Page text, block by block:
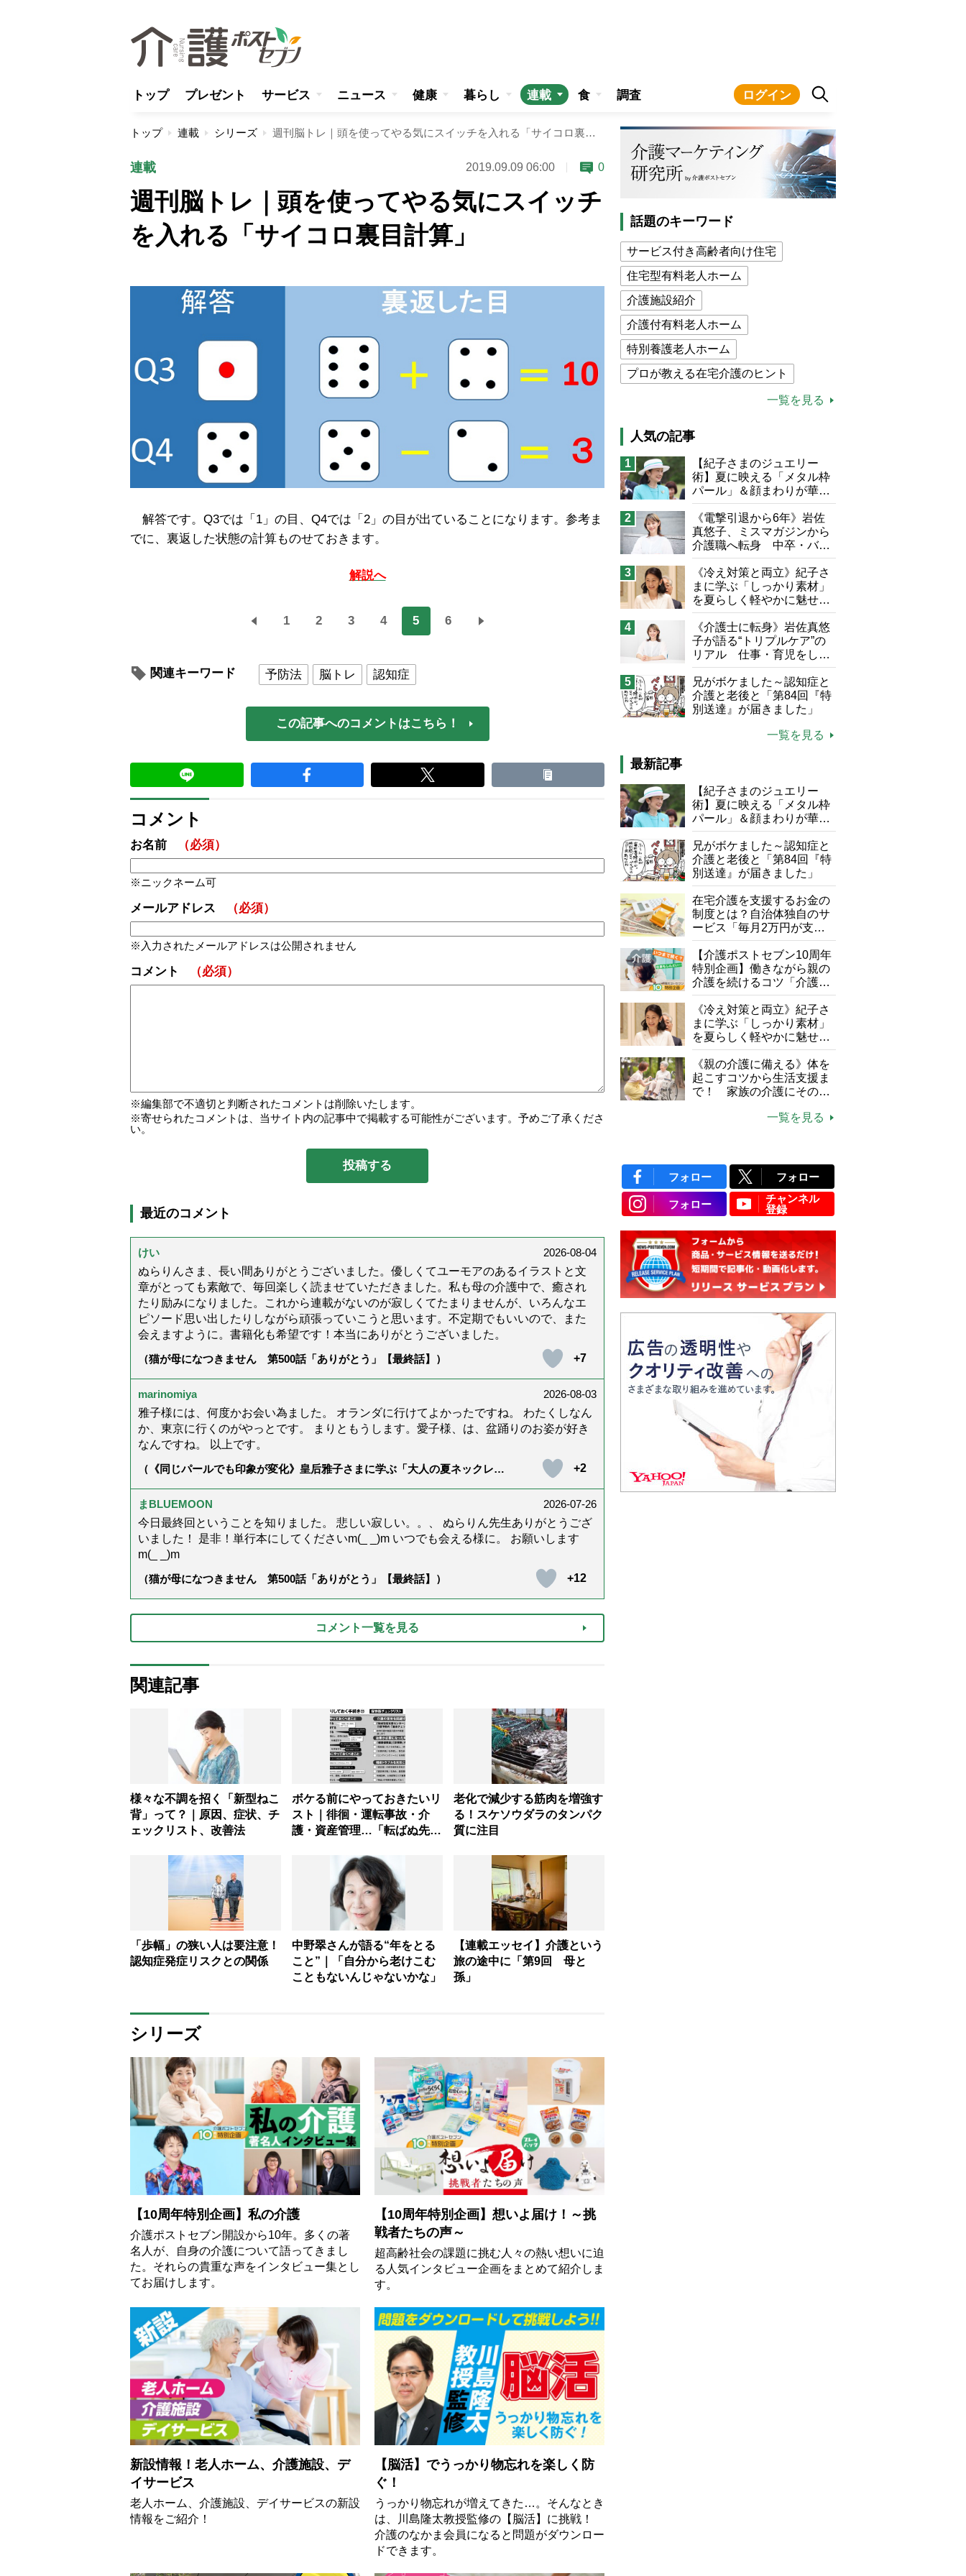
トップ プレゼント サービス ニュース 健康 暮らし 連載 食 調査 ログイン
トップ 連載 シリーズ 週刊脳トレ｜頭を使ってやる気にスイッチを入れる「サイコロ裏目計算」
連載 2019.09.09 06:00 0
週刊脳トレ｜頭を使ってやる気にスイッチ
を入れる「サイコロ裏目計算」
解答です。Q3では「1」の目、Q4では「2」の目が出ていることになります。参考ま
でに、裏返した状態の計算ものせておきます。
解説へ
1 2 3 4 5 6
関連キーワード 予防法 脳トレ 認知症
この記事へのコメントはこちら！
コメント
お名前 （必須）
ニックネーム可
メールアドレス （必須）
入力されたメールアドレスは公開されません
コメント （必須）
編集部で不適切と判断されたコメントは削除いたします。
寄せられたコメントは、当サイト内の記事中で掲載する可能性がございます。予めご了承くださ
い。
最近のコメント
けい
2026-08-04
ぬらりんさま、長い間ありがとうございました。優しくてユーモアのあるイラストと文
章がとっても素敵で、毎回楽しく読ませていただきました。私も母の介護中で、癒され
たり励みになりました。これから連載がないのが寂しくてたまりませんが、いろんなエ
ピソード思い出したりしながら頑張っていこうと思います。不定期でもいいので、また
会えますように。書籍化も希望です！本当にありがとうございました。
（猫が母になつきません 第500話「ありがとう」【最終話】）
+7
marinomiya
2026-08-03
雅子様には、何度かお会い為ました。 オランダに行けてよかったですね。 わたくしなん
か、東京に行くのがやっとです。 まりともうします。愛子様、は、盆踊りのお姿が好き
なんですね。 以上です。
（《同じパールでも印象が変化》皇后雅子さまに学ぶ「大人の夏ネックレ
+2
まBLUEMOON
2026-07-26
今日最終回ということを知りました。 悲しい寂しい。。、 ぬらりん先生ありがとうござ
いました！ 是非！単行本にしてくださいm(_ _)m いつでも会える様に。 お願いします
m(_ _)m
（猫が母になつきません 第500話「ありがとう」【最終話】）
+12
コメント一覧を見る
関連記事
様々な不調を招く「新型ねこ
背」って？｜原因、症状、チ
ェックリスト、改善法
ボケる前にやっておきたいリ
スト｜徘徊・運転事故・介
護・資産管理…「転ばぬ先の
老化で減少する筋肉を増強す
る！スケソウダラのタンパク
質に注目
「歩幅」の狭い人は要注意！
認知症発症リスクとの関係
中野翠さんが語る“年をとる
こと”｜「自分から老けこむ
こともないんじゃないかな」
【連載エッセイ】介護という
旅の途中に「第9回 母と
孫」
シリーズ
【10周年特別企画】私の介護
介護ポストセブン開設から10年。多くの著
名人が、自身の介護について語ってきまし
た。それらの貴重な声をインタビュー集とし
てお届けします。
【10周年特別企画】想いよ届け！～挑
戦者たちの声～
超高齢社会の課題に挑む人々の熱い想いに迫
る人気インタビュー企画をまとめて紹介しま
す。
新設情報！老人ホーム、介護施設、デ
イサービス
老人ホーム、介護施設、デイサービスの新設
情報をご紹介！
【脳活】でうっかり物忘れを楽しく防
ぐ！
うっかり物忘れが増えてきた…。そんなとき
は、川島隆太教授監修の【脳活】に挑戦！
介護のなかま会員になると問題がダウンロー
ドできます。
話題のキーワード
サービス付き高齢者向け住宅
住宅型有料老人ホーム
介護施設紹介
介護付有料老人ホーム
特別養護老人ホーム
プロが教える在宅介護のヒント
介護食
猫が母になつきません
息子の遠距離介護サバイバル術
兄がボケました
便利なサービス
予防法
一覧を見る
人気の記事
1
【紀子さまのジュエリー
術】夏に映える「メタル枠
パール」＆顔まわりが華や
ぐ「揺れる一粒」の使い分
け方
2
《電撃引退から6年》岩佐
真悠子、ミスマガジンから
介護職へ転身 中卒・バイ
ト経験ゼロの彼女が見つけ
た“居場所”「社会の役に立
ちながら自分らしくいられ
る」
3
《冷え対策と両立》紀子さ
まに学ぶ「しっかり素材」
を夏らしく軽やかに魅せる
3つの着こなし法則
4
《介護士に転身》岩佐真悠
子が語る“トリプルケア”の
リアル 仕事・育児をしな
がら96歳の義祖母と同居し
て介護 プロだから言える
「家での介護は“雑”でも気
にしない」
5
兄がボケました～認知症と
介護と老後と「第84回『特
別送達』が届きました」
一覧を見る
最新記事
【紀子さまのジュエリー
術】夏に映える「メタル枠
パール」＆顔まわりが華や
ぐ「揺れる一粒」の使い分
け方
兄がボケました～認知症と
介護と老後と「第84回『特
別送達』が届きました」
在宅介護を支援するお金の
制度とは？自治体独自のサ
ービス「毎月2万円が支給
される」ケースも【FP解
説】
【介護ポストセブン10周年
特別企画】働きながら親の
介護を続けるコツ「介護は
10年以上続くことも…3つ
のフェーズに分けて考えて
みよう」【社会福祉士解
説】
《冷え対策と両立》紀子さ
まに学ぶ「しっかり素材」
を夏らしく軽やかに魅せる
3つの着こなし法則
《親の介護に備える》体を
起こすコツから生活支援ま
で！ 家族の介護にそのま
一覧を見る
フォロー フォロー
フォロー
チャンネル
登録